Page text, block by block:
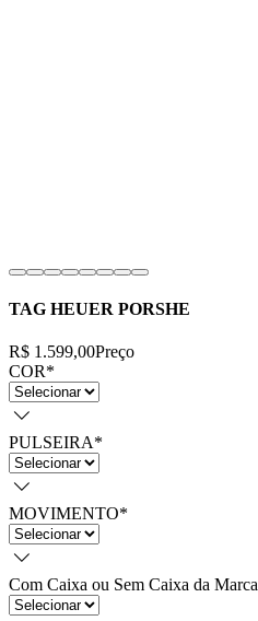
TAG HEUER PORSHE
R$ 1.599,00Preço
COR*
PULSEIRA*
MOVIMENTO*
Com Caixa ou Sem Caixa da Marca